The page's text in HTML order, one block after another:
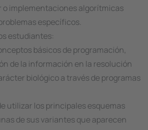
o implementaciones algorítmicas
específicos.
estudiantes:
básicos de programación,
de la información en la resolución
biológico a través de programas
utilizar los principales esquemas
de sus variantes que aparecen